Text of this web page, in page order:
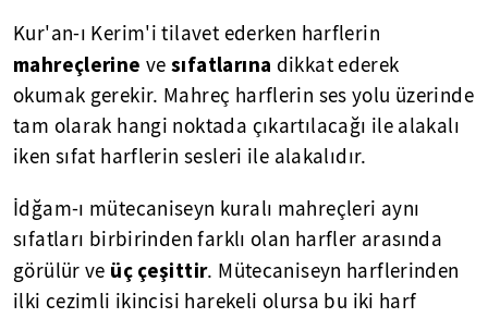
Kur'an-ı Kerim'i tilavet ederken harflerin
mahreçlerine vesıfatlarına dikkat ederek
okumak gerekir. Mahreç harflerin ses yolu üzerinde
tam olarak hangi noktada çıkartılacağı ile alakalı
iken sıfat harflerin sesleri ile alakalıdır.
İdğam-ı mütecaniseyn kuralı mahreçleri aynı
sıfatları birbirinden farklı olan harfler arasında
görülür ve üç çeşittir. Mütecaniseyn harflerinden
ilki cezimli ikincisi harekeli olursa bu iki harf